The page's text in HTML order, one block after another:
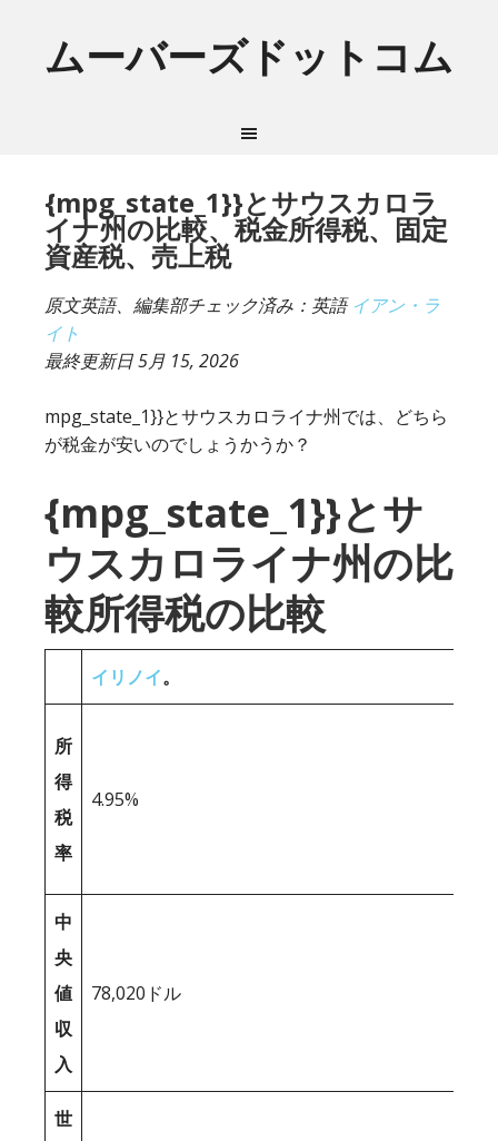
ムーバーズドットコム
{mpg_state_1}}とサウスカロラ
イナ州の比較、税金所得税、固定
資産税、売上税
原文英語、編集部チェック済み：英語イアン・ラ
イト
最終更新日5月 15, 2026
mpg_state_1}}とサウスカロライナ州では、どちら
が税金が安いのでしょうかうか？
{mpg_state_1}}とサ
ウスカロライナ州の比
較所得税の比較
イリノイ。
所
得
税
率
4.95%
中
央
値
収
入
78,020ドル
世